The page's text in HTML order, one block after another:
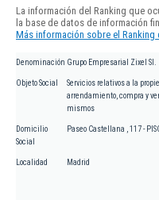
La información del Ranking que
la base de datos de información
Más información sobre el Ranking
Denominación Grupo Empresarial Zixel Sl.
Objeto Social
Servicios relativos a la
arrendamiento, compra y
mismos
Domicilio
Social
Paseo Castellana , 117 -
Localidad Madrid